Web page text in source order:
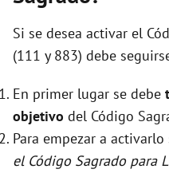
Si se desea activar el
(111 y 883) debe
En primer lugar se debe
objetivo del Código
Para empezar a
el Código Sagrado para